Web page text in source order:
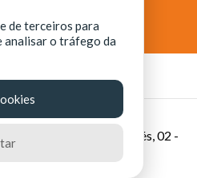
- Fundação de Ciência,
- Rua dos Tremembés, 02 -
de terceiros para
analisar o tráfego da